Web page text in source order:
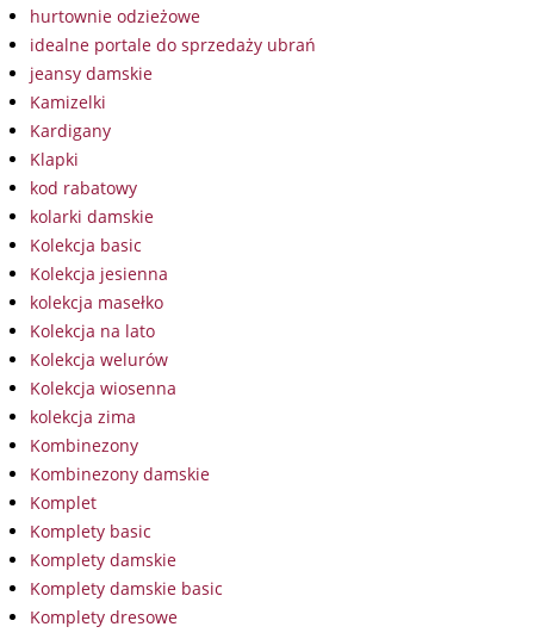
hurtownie odzieżowe
idealne portale do sprzedaży ubrań
jeansy damskie
Kamizelki
Kardigany
Klapki
kod rabatowy
kolarki damskie
Kolekcja basic
Kolekcja jesienna
kolekcja masełko
Kolekcja na lato
Kolekcja welurów
Kolekcja wiosenna
kolekcja zima
Kombinezony
Kombinezony damskie
Komplet
Komplety basic
Komplety damskie
Komplety damskie basic
Komplety dresowe